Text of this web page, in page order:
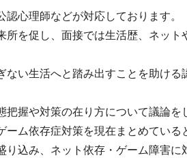
心理師などが対応しております。
を促し、面接では生活歴、ネット
い生活へと踏み出すことを助ける
握や対策の在り方について議論を
ム依存症対策を現在まとめている
込み、ネット依存・ゲーム障害に